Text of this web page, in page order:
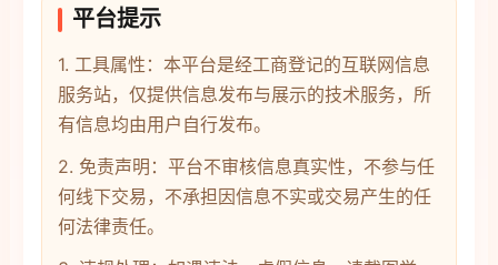
平台提示
1. 工具属性：本平台是经工商登记的互联网信息
服务站，仅提供信息发布与展示的技术服务，所
有信息均由用户自行发布。
2. 免责声明：平台不审核信息真实性，不参与任
何线下交易，不承担因信息不实或交易产生的任
何法律责任。